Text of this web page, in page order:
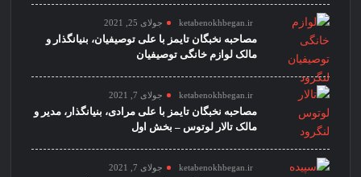
ketabenokhbegan.ir جولای 25, 2021
مصاحبه نخبگان تایمز با علی توصیفیان، بنیانگذار و
مالک لوازم خانگی توصیفیان
ketabenokhbegan.ir جولای 7, 2021
مصاحبه نخبگان تایمز با علی مرادی، بنیانگذار، مدیر و
مالک تالار لوتوس – بخش اول
ketabenokhbegan.ir جولای 7, 2021